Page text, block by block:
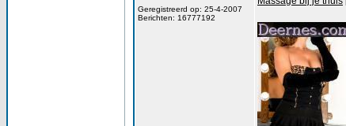
Geregistreerd op: 25-4-2007
Berichten: 16777192